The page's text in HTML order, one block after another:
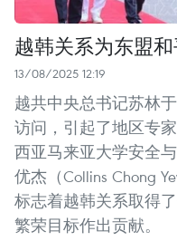
越韩关系为东盟
13/08/2025 12:19
越共中央总书记苏林
访问，引起了地区专
西亚马来亚大学安全
优杰（Collins Chong
标志着越韩关系取得
繁荣目标作出贡献。